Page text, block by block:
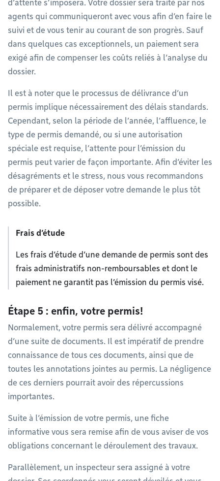
d’attente s’imposera. Votre dossier sera traité par nos
agents qui communiqueront avec vous afin d’en faire le
suivi et de vous tenir au courant de son progrès. Sauf
dans quelques cas exceptionnels, un paiement sera
exigé afin de compenser les coûts reliés à l’analyse du
dossier.
Il est à noter que le processus de délivrance d’un
permis implique nécessairement des délais standards.
Cependant, selon la période de l’année, l’affluence, le
type de permis demandé, ou si une autorisation
spéciale est requise, l’attente pour l’émission du
permis peut varier de façon importante. Afin d’éviter les
désagréments et le stress, nous vous recommandons
de préparer et de déposer votre demande le plus tôt
possible.
Frais d’étude
Les frais d’étude d’une demande de permis sont des
frais administratifs non-remboursables et dont le
paiement ne garantit pas l’émission du permis visé.
Étape 5 : enfin, votre permis!
Normalement, votre permis sera délivré accompagné
d’une suite de documents. Il est impératif de prendre
connaissance de tous ces documents, ainsi que de
toutes les annotations jointes au permis. La négligence
de ces derniers pourrait avoir des répercussions
importantes.
Suite à l’émission de votre permis, une fiche
informative vous sera remise afin de vous aviser de vos
obligations concernant le déroulement des travaux.
Parallèlement, un inspecteur sera assigné à votre